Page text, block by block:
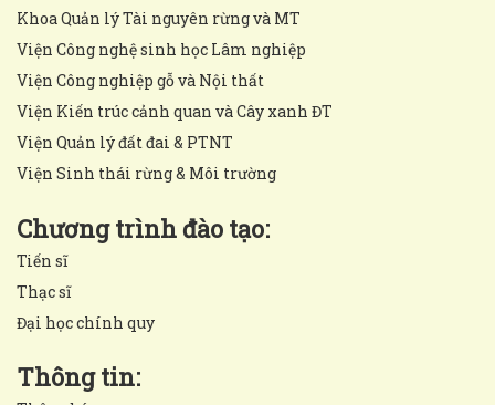
Khoa Quản lý Tài nguyên rừng và MT
Viện Công nghệ sinh học Lâm nghiệp
Viện Công nghiệp gỗ và Nội thất
Viện Kiến trúc cảnh quan và Cây xanh ĐT
Viện Quản lý đất đai & PTNT
Viện Sinh thái rừng & Môi trường
Chương trình đào tạo:
Tiến sĩ
Thạc sĩ
Đại học chính quy
Thông tin: